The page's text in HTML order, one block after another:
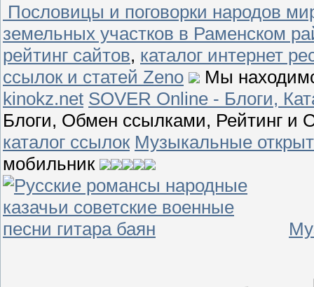
Пословицы и поговорки народов
земельных участков в Раменском
рейтинг сайтов, каталог интернет
ссылок и статей Zeno
Мы
kinokz.net SOVER Online - Блоги,
Блоги, Обмен ссылками, Рейтинг и
каталог ссылок Музыкальные
мобильник